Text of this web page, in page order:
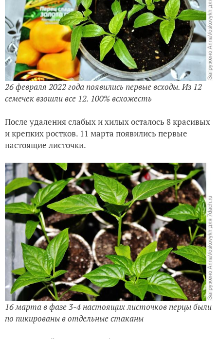
26 февраля 2022 года появились первые всходы. Из 12
семечек взошли все 12. 100% всхожесть
После удаления слабых и хилых осталось 8 красивых
и крепких ростков. 11 марта появились первые
настоящие листочки.
16 марта в фазе 3-4 настоящих листочков перцы были
по пикированы в отдельные стаканы